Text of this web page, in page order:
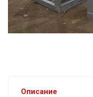
Описание